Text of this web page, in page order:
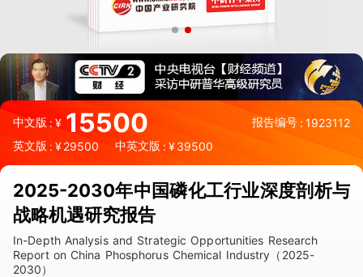
中文版:¥ 15500 报告编号 : 1923112
英文版 : ¥29500 中英文版 : ¥39500
2025-2030年中国磷化工行业深度剖析与
战略机遇研究报告
In-Depth Analysis and Strategic Opportunities Research
Report on China Phosphorus Chemical Industry（2025-
2030）
27年研究经验，深度洞察行业驱动力
多元化、高学历的实战型精英团队